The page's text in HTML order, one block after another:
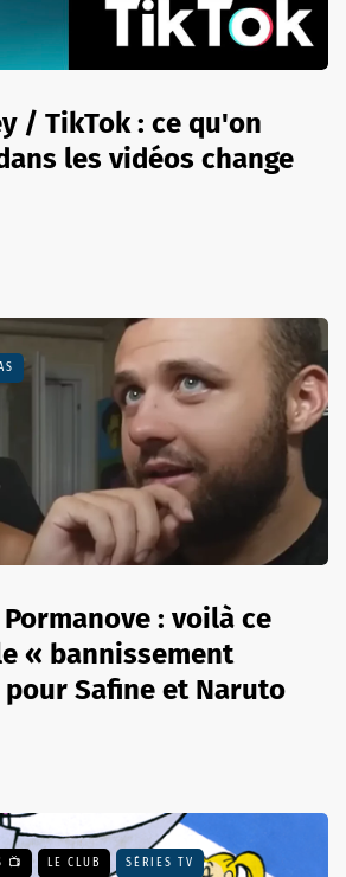
/ TikTok : ce qu'on
les vidéos change
: voilà ce
« bannissement
Safine et Naruto
📺 LE CLUB SÉRIES TV